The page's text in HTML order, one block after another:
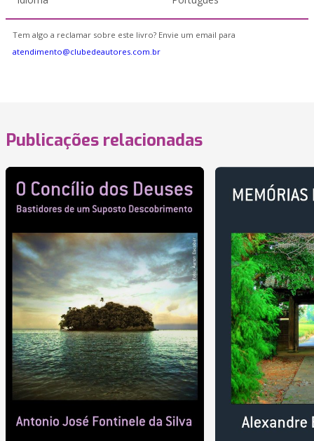
Tem algo a reclamar sobre este livro? Envie um email para
atendimento@clubedeautores.com.br
Publicações relacionadas